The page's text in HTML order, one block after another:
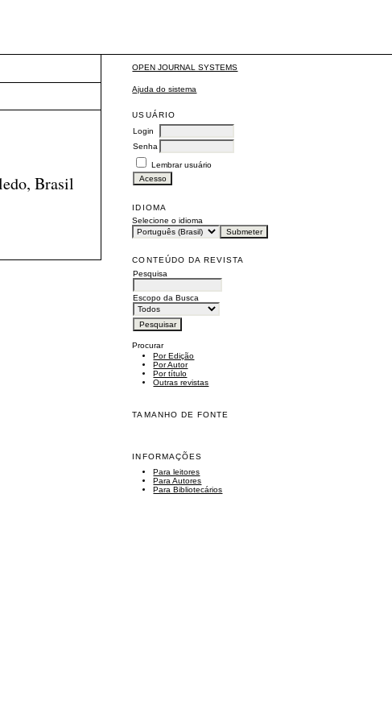
OPEN JOURNAL SYSTEMS
Ajuda do sistema
USUÁRIO
Login
Senha
Lembrar usuário
IDIOMA
Selecione o idioma
CONTEÚDO DA REVISTA
Pesquisa
Escopo da Busca
Procurar
Por Edição
Por Autor
Por título
Outras revistas
TAMANHO DE FONTE
INFORMAÇÕES
Para leitores
Para Autores
Para Bibliotecários
Brasil